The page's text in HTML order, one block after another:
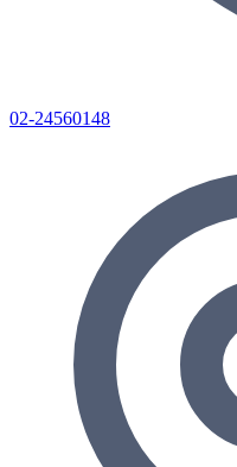
02-24560148